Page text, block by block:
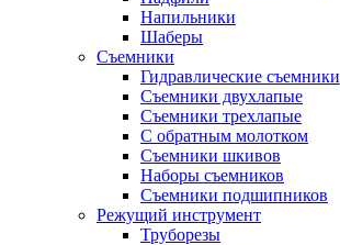
Напильники
Шаберы
Съемники
Гидравлические съемники
Съемники двухлапые
Съемники трехлапые
С обратным молотком
Съемники шкивов
Наборы съемников
Съемники подшипников
Режущий инструмент
Труборезы